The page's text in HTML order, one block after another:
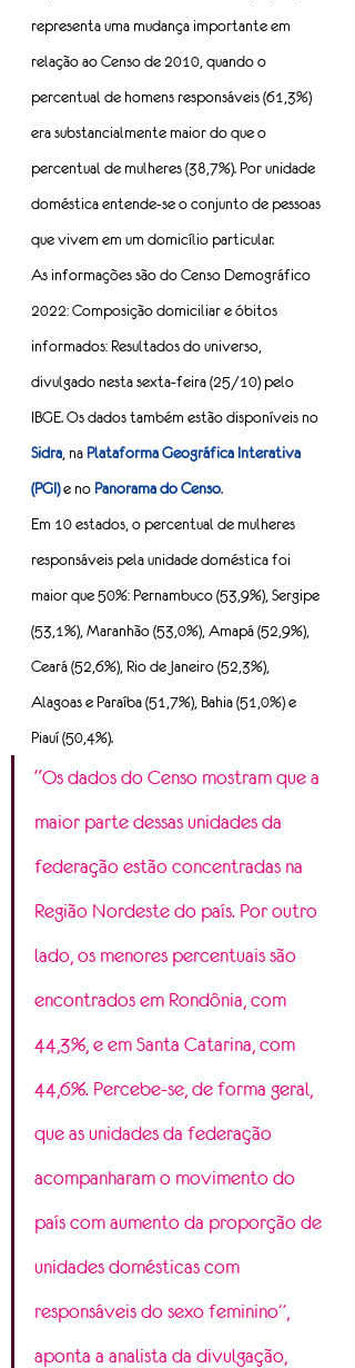
representa uma mudança importante em
relação ao Censo de 2010, quando o
percentual de homens responsáveis (61,3%)
era substancialmente maior do que o
percentual de mulheres (38,7%). Por unidade
doméstica entende-se o conjunto de pessoas
que vivem em um domicílio particular.
As informações são do Censo Demográfico
2022: Composição domiciliar e óbitos
informados: Resultados do universo,
divulgado nesta sexta-feira (25/10) pelo
IBGE. Os dados também estão disponíveis no
Sidra , na Plataforma Geográfica Interativa
(PGI) e no Panorama do Censo.
Em 10 estados, o percentual de mulheres
responsáveis pela unidade doméstica foi
maior que 50%: Pernambuco (53,9%), Sergipe
(53,1%), Maranhão (53,0%), Amapá (52,9%),
Ceará (52,6%), Rio de Janeiro (52,3%),
Alagoas e Paraíba (51,7%), Bahia (51,0%) e
Piauí (50,4%).
“Os dados do Censo mostram que a
maior parte dessas unidades da
federação estão concentradas na
Região Nordeste do país. Por outro
lado, os menores percentuais são
encontrados em Rondônia, com
44,3%, e em Santa Catarina, com
44,6%. Percebe-se, de forma geral,
que as unidades da federação
acompanharam o movimento do
país com aumento da proporção de
unidades domésticas com
responsáveis do sexo feminino”,
aponta a analista da divulgação,